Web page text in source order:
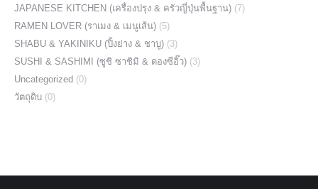
JAPANESE KITCHEN (เครื่องปรุง & ครัวญี่ปุ่นพื้นฐาน) (7)
RAMEN LOVER (ราเมง & เมนูเส้น) (5)
SHABU & YAKINIKU (ปิ้งย่าง & ชาบู) (3)
SUSHI & SASHIMI (ซูชิ ซาชิมิ & ดองซีอิ๊ว) (3)
Uncategorized (0)
วัตถุดิบ (0)